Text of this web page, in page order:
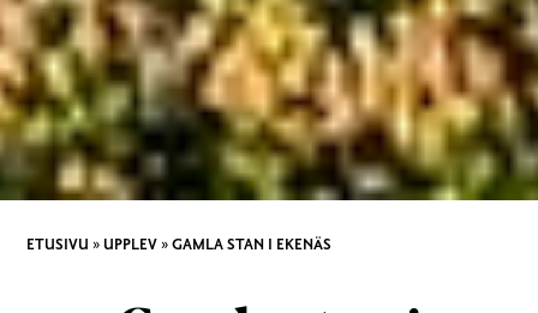
ETUSIVU » UPPLEV»GAMLA STAN I EKENÄS